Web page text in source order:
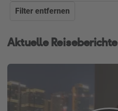
Filter entfernen
Aktuelle Reiseberichte